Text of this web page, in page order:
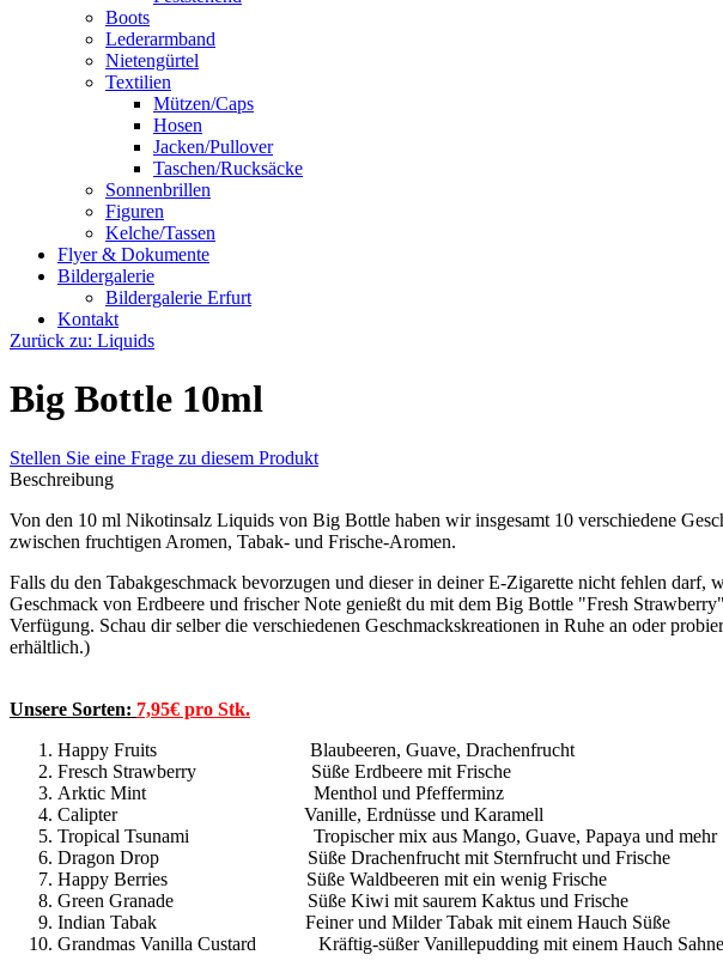
Boots
Lederarmband
Nietengürtel
Textilien
Mützen/Caps
Hosen
Jacken/Pullover
Taschen/Rucksäcke
Sonnenbrillen
Figuren
Kelche/Tassen
Flyer & Dokumente
Bildergalerie
Bildergalerie Erfurt
Kontakt
Zurück zu: Liquids
Big Bottle 10ml
Stellen Sie eine Frage zu diesem Produkt
Beschreibung
Von den 10 ml Nikotinsalz Liquids von Big Bottle haben wir insgesamt 10 verschiedene
zwischen fruchtigen Aromen, Tabak- und Frische-Aromen.
Falls du den Tabakgeschmack bevorzugen und dieser in deiner E-Zigarette nicht fehlen
Geschmack von Erdbeere und frischer Note genießt du mit dem Big Bottle "Fresh
Verfügung. Schau dir selber die verschiedenen Geschmackskreationen in Ruhe an oder
erhältlich.)
Unsere Sorten: 7,95€ pro Stk.
Happy Fruits Blaubeeren, Guave, Drachenfrucht
Fresch Strawberry Süße Erdbeere mit Frische
Arktic Mint Menthol und Pfefferminz
Calipter Vanille, Erdnüsse und Karamell
Tropical Tsunami Tropischer mix aus Mango, Guave, Papaya und mehr
Dragon Drop Süße Drachenfrucht mit Sternfrucht und Frische
Happy Berries Süße Waldbeeren mit ein wenig Frische
Green Granade Süße Kiwi mit saurem Kaktus und Frische
Indian Tabak Feiner und Milder Tabak mit einem Hauch Süße
Grandmas Vanilla Custard Kräftig-süßer Vanillepudding mit einem Hauch Sahne